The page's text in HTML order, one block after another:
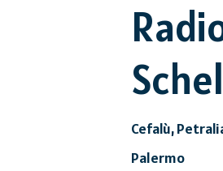
Cefalù,
Palermo